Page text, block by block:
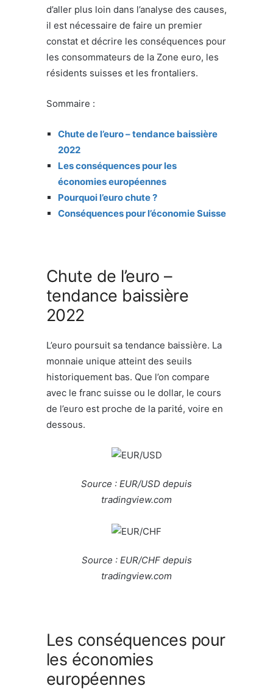
d’aller plus loin dans l’analyse des causes,
il est nécessaire de faire un premier
constat et décrire les conséquences pour
les consommateurs de la Zone euro, les
résidents suisses et les frontaliers.
Sommaire :
Chute de l’euro – tendance baissière
2022
Les conséquences pour les
économies européennes
Pourquoi l’euro chute ?
Conséquences pour l’économie Suisse
Chute de l’euro –
tendance baissière
2022
L’euro poursuit sa tendance baissière. La
monnaie unique atteint des seuils
historiquement bas. Que l’on compare
avec le franc suisse ou le dollar, le cours
de l’euro est proche de la parité, voire en
dessous.
Source : EUR/USD depuis
tradingview.com
Source : EUR/CHF depuis
tradingview.com
Les conséquences pour
les économies
européennes